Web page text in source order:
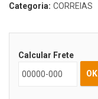
Categoria: CORREIAS
Calcular Frete
OK